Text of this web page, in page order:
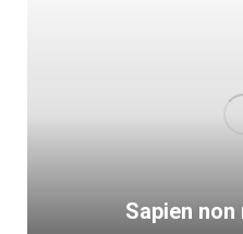
Sapien